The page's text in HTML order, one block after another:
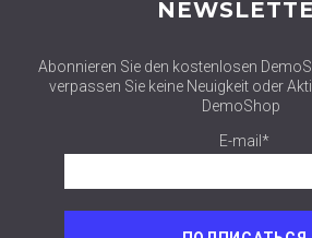
Abonnieren Sie den kostenlosen
verpassen Sie keine Neuigkeit oder
DemoShop
E-mail*